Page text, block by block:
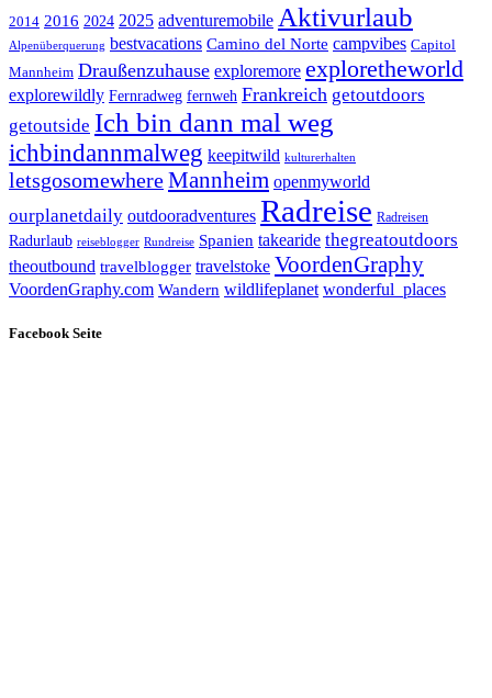
2014 2016 2024 2025 adventuremobile Aktivurlaub
Alpenüberquerung bestvacations Camino del Norte campvibes Capitol
Mannheim Draußenzuhause exploremore exploretheworld
explorewildly Fernradweg fernweh Frankreich getoutdoors
getoutside Ich bin dann mal weg
ichbindannmalweg keepitwild kulturerhalten
letsgosomewhereMannheim openmyworld
ourplanetdaily outdooradventures Radreise Radreisen
Radurlaub reiseblogger Rundreise Spanien takearide thegreatoutdoors
theoutbound travelblogger travelstoke VoordenGraphy
VoordenGraphy.com Wandern wildlifeplanet wonderful_places
Facebook Seite